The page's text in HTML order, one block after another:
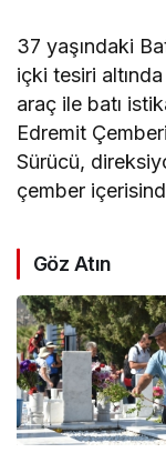
37 yaşındaki
içki tesiri
araç ile batı
Edremit
Sürücü,
çember
Göz Atın